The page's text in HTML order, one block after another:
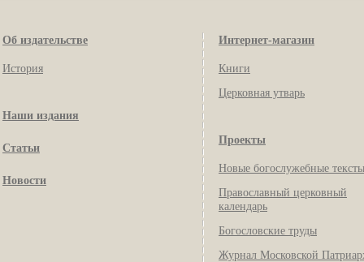
Об издательстве
История
Наши издания
Статьи
Новости
Интернет-магазин
Книги
Церковная утварь
Проекты
Новые богослужебные тексты
Православный церковный
календарь
Богословские труды
Журнал Московской